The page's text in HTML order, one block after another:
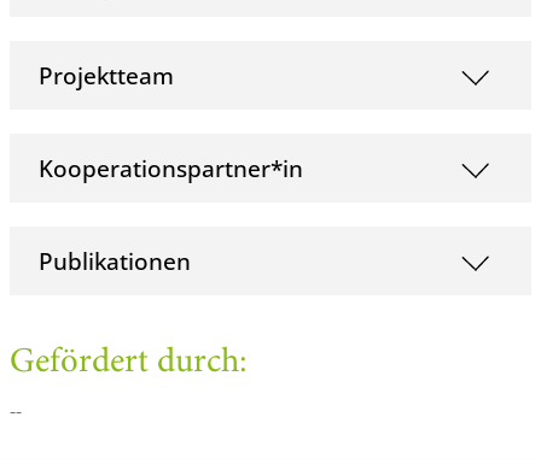
Projektteam
Kooperationspartner*in
Publikationen
Gefördert durch:
--